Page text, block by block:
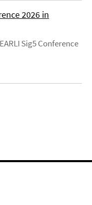
2026 in
Sig5 Conference